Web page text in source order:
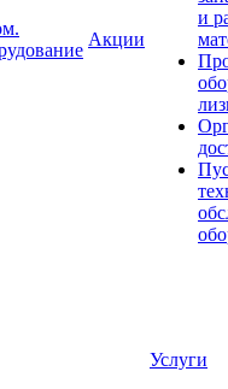
Акции
и
Услуги